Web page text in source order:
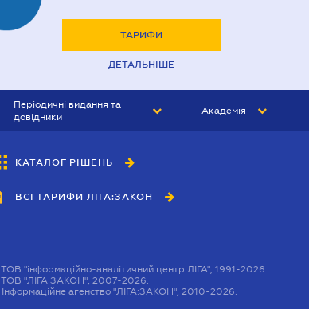
ТАРИФИ
ДЕТАЛЬНІШЕ
Періодичні видання та
довідники
БУХГАЛТЕР&ЗАКОН
ВІСНИК МСФЗ
Академія
КАТАЛОГ РІШЕНЬ
ВСІ ТАРИФИ ЛІГА:ЗАКОН
ТОВ "інформаційно-аналітичний центр ЛІГА", 1991-2026.
ТОВ "ЛІГА ЗАКОН", 2007-2026.
Інформаційне агенство "ЛІГА:ЗАКОН", 2010-2026.